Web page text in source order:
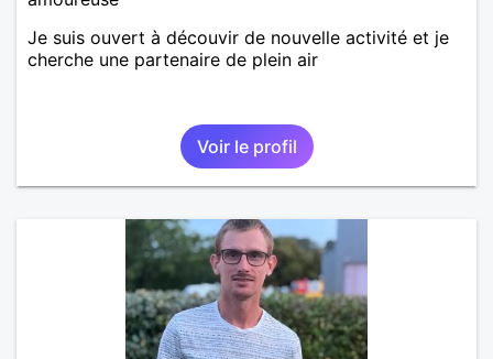
Je suis ouvert à découvir de nouvelle activité et je
cherche une partenaire de plein air
Voir le profil